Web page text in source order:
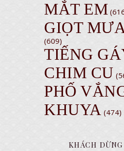
MẮT EM
GIỌT
(609)
TIẾNG
CHIM CU
PHỐ
KHUYA (474)
KHÁCH